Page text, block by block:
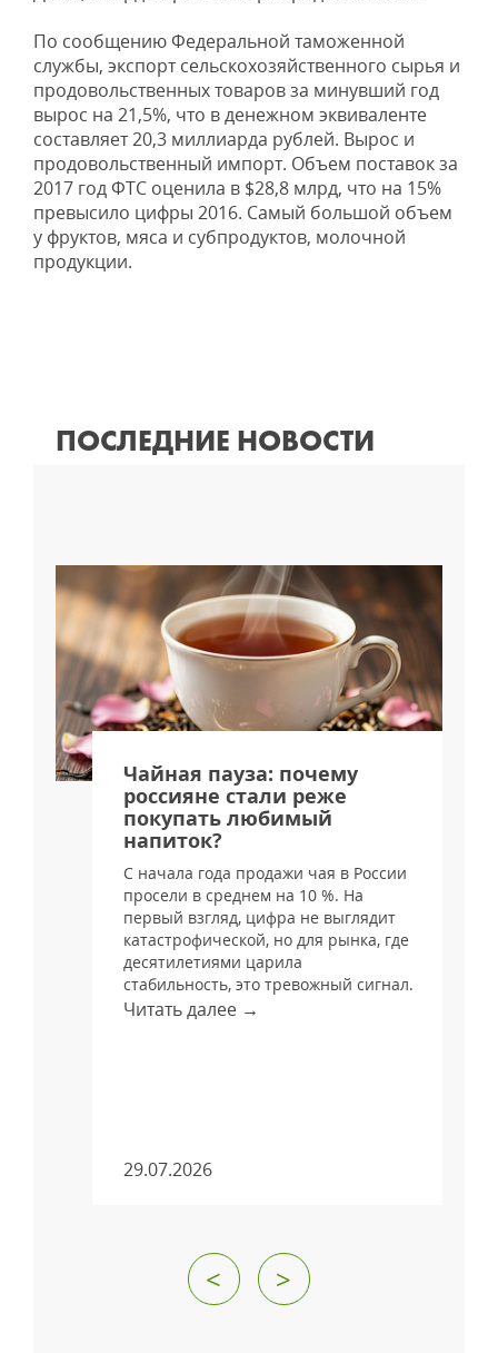
По сообщению Федеральной таможенной
службы, экспорт сельскохозяйственного сырья и
продовольственных товаров за минувший год
вырос на 21,5%, что в денежном эквиваленте
составляет 20,3 миллиарда рублей. Вырос и
продовольственный импорт. Объем поставок за
2017 год ФТС оценила в $28,8 млрд, что на 15%
превысило цифры 2016. Самый большой объем
у фруктов, мяса и субпродуктов, молочной
продукции.
ПОСЛЕДНИЕ НОВОСТИ
Чайная пауза: почему
россияне стали реже
покупать любимый
напиток?
С начала года продажи чая в России
просели в среднем на 10 %. На
первый взгляд, цифра не выглядит
катастрофической, но для рынка, где
десятилетиями царила
стабильность, это тревожный сигнал.
Читать далее →
29.07.2026
< >